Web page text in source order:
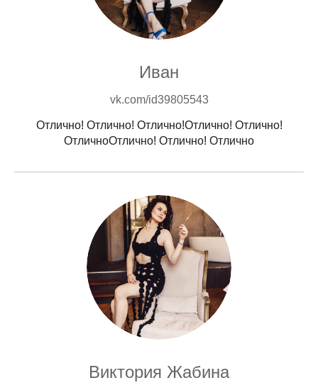
Иван
vk.com/id39805543
Отлично! Отлично! Отлично!Отлично! Отлично!
ОтличноОтлично! Отлично! Отлично
Виктория Жабина